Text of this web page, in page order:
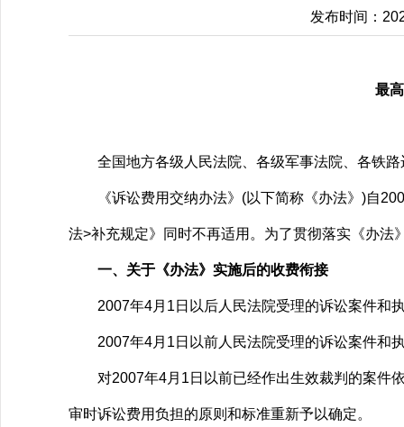
发布时间：
最
全国地方各级人民法院、各级军事法院、各铁路
《诉讼费用交纳办法》(以下简称《办法》)自
法>补充规定》同时不再适用。为了贯彻落实《办
一、关于《办法》实施后的收费衔接
2007年4月1日以后人民法院受理的诉讼案件和
2007年4月1日以前人民法院受理的诉讼案件和
对2007年4月1日以前已经作出生效裁判的案件依
审时诉讼费用负担的原则和标准重新予以确定。